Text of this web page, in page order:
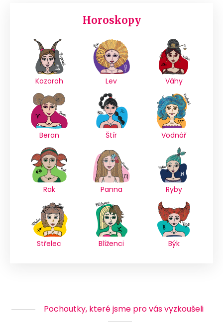
Horoskopy
Kozoroh Lev Váhy
Beran Štír Vodnář
Rak Panna Ryby
Střelec Blíženci Býk
Pochoutky, které jsme pro vás vyzkoušeli